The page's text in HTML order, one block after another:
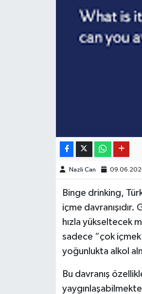
Nazli Can
Binge drinking,
içme
hızla yükseltecek
sadece “çok
yoğunlukta alkol
Bu davranış